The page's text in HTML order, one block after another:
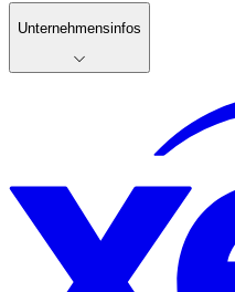
Unternehmensinfos